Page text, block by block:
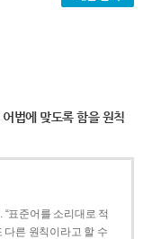
법에 맞도록 함을 원칙
표준어를 소리대로 적
다른 원칙이라고 할 수